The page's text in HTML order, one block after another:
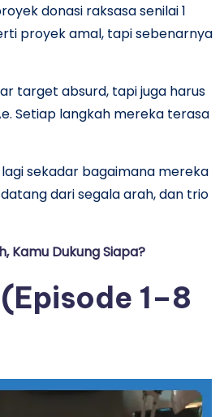
donasi raksasa senilai 1
proyek amal, tapi sebenarnya
target absurd, tapi juga harus
Setiap langkah mereka terasa
sekadar bagaimana mereka
dari segala arah, dan trio
Kamu Dukung Siapa?
1–8